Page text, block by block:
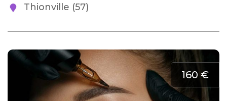
Thionville (57)
160 €